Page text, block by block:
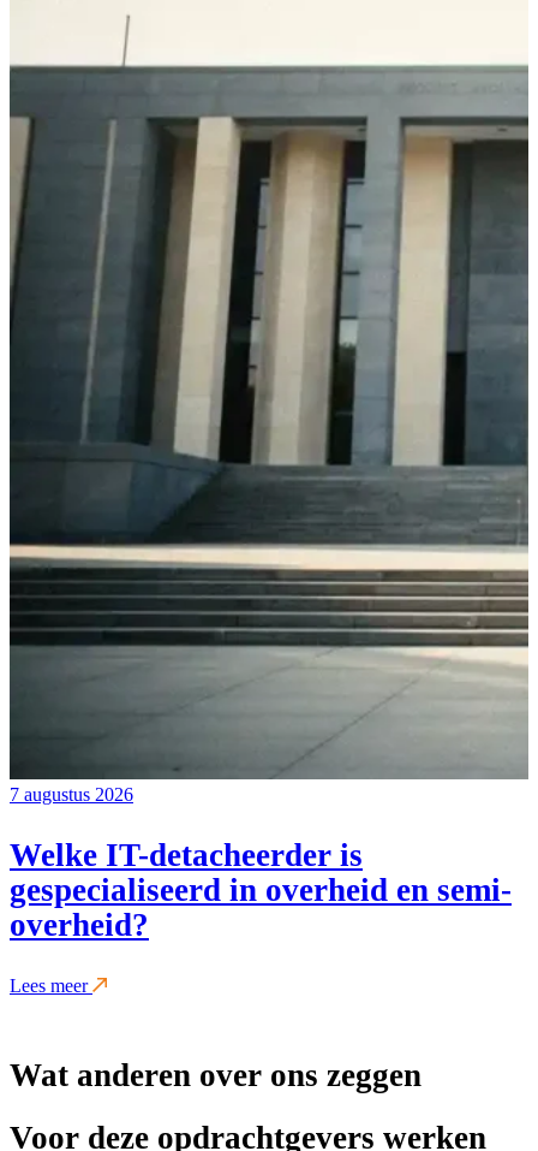
7 augustus 2026
Welke IT-detacheerder is
gespecialiseerd in overheid en semi-
overheid?
Lees meer
Wat anderen over ons zeggen
Voor deze opdrachtgevers werken